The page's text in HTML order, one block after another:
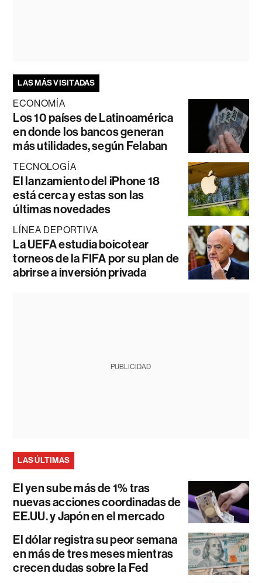
LAS MÁS VISITADAS
ECONOMÍA
Los 10 países de Latinoamérica
en donde los bancos generan
más utilidades, según Felaban
TECNOLOGÍA
El lanzamiento del iPhone 18
está cerca y estas son las
últimas novedades
LÍNEA DEPORTIVA
La UEFA estudia boicotear
torneos de la FIFA por su plan de
abrirse a inversión privada
PUBLICIDAD
LAS ÚLTIMAS
El yen sube más de 1% tras
nuevas acciones coordinadas de
EE.UU. y Japón en el mercado
El dólar registra su peor semana
en más de tres meses mientras
crecen dudas sobre la Fed